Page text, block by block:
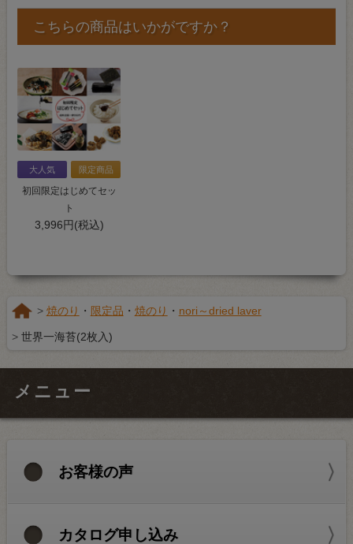
こちらの商品はいかがですか？
大人気 限定商品
初回限定はじめてセッ
ト
3,996円(税込)
焼のり ・ 限定品 ・ 焼のり ・ nori～dried laver
世界一海苔(2枚入)
メニュー
お客様の声
カタログ申し込み